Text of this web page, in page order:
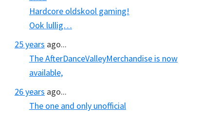
Hardcore oldskool gaming!
Ook lullig…
25 years ago...
The AfterDanceValleyMerchandise is now
available,
26 years ago...
The one and only unofficial